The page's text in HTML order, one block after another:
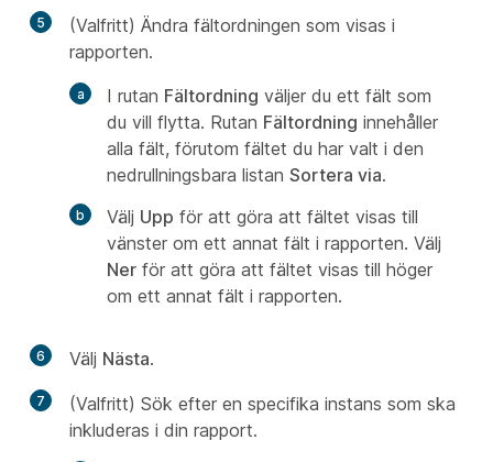
5
(Valfritt) Ändra fältordningen som visas i
rapporten.
I rutan Fältordning väljer du ett fält som
du vill flytta. Rutan Fältordning innehåller
alla fält, förutom fältet du har valt i den
nedrullningsbara listan Sortera via.
Välj Upp för att göra att fältet visas till
vänster om ett annat fält i rapporten. Välj
Ner för att göra att fältet visas till höger
om ett annat fält i rapporten.
6 Välj Nästa.
7
(Valfritt) Sök efter en specifika instans som ska
inkluderas i din rapport.